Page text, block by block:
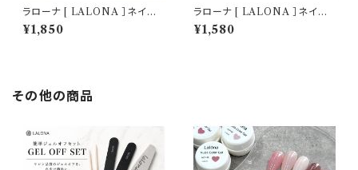
ラローナ [ LALONA ］ネイル
シリコンモールド ( パンク＆ゴシ
ック ) ジェルネイル/レジン/ハン
¥1,850
ラローナ [ LALONA ］ネイル
シリコンモールド ( ミニクロス＆
ユリタイプ ) ジェルネイル/レジ
¥1,580
その他の商品